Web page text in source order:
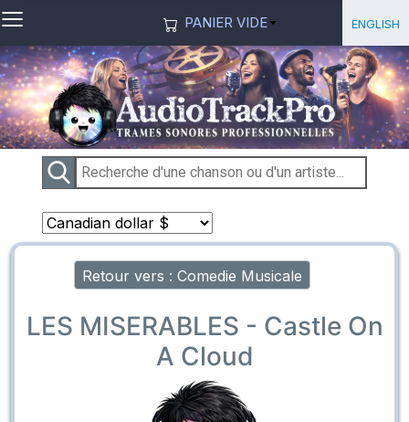
≡ PANIER VIDE English
Retour vers : Comedie Musicale
LES MISERABLES - Castle On
A Cloud